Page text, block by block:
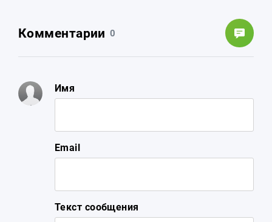
Комментарии 0
Имя
Email
Текст сообщения